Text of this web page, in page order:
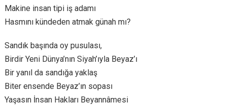
Makine insan tipi iş adamı
Hasmını kündeden atmak günah mı?
Sandık başında oy pusulası,
Birdir Yeni Dünya’nın Siyah’ıyla Beyaz’ı
Bir yanıl da sandığa yaklaş
Biter ensende Beyaz’ın sopası
Yaşasın İnsan Hakları Beyannâmesi